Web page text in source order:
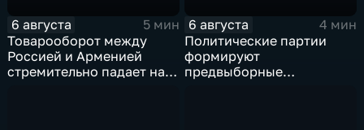
6 августа
5 мин
Товарооборот между
Россией и Арменией
стремительно падает на
6 августа
4 мин
Политические партии
формируют
предвыборные